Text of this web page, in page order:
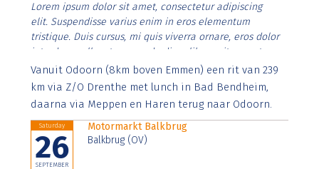
Lorem ipsum dolor sit amet, consectetur adipiscing
elit. Suspendisse varius enim in eros elementum
tristique. Duis cursus, mi quis viverra ornare, eros dolor
interdum nulla, ut commodo diam libero vitae erat.
Aenean faucibus nibh et justo cursus id rutrum lorem
imperdiet. Nunc ut sem vitae risus tristique posuere.
Vanuit Odoorn (8km boven Emmen) een rit van 239
km via Z/O Drenthe met lunch in Bad Bendheim,
daarna via Meppen en Haren terug naar Odoorn.
Saturday
26
SEPTEMBER
Motormarkt Balkbrug
Balkbrug (OV)